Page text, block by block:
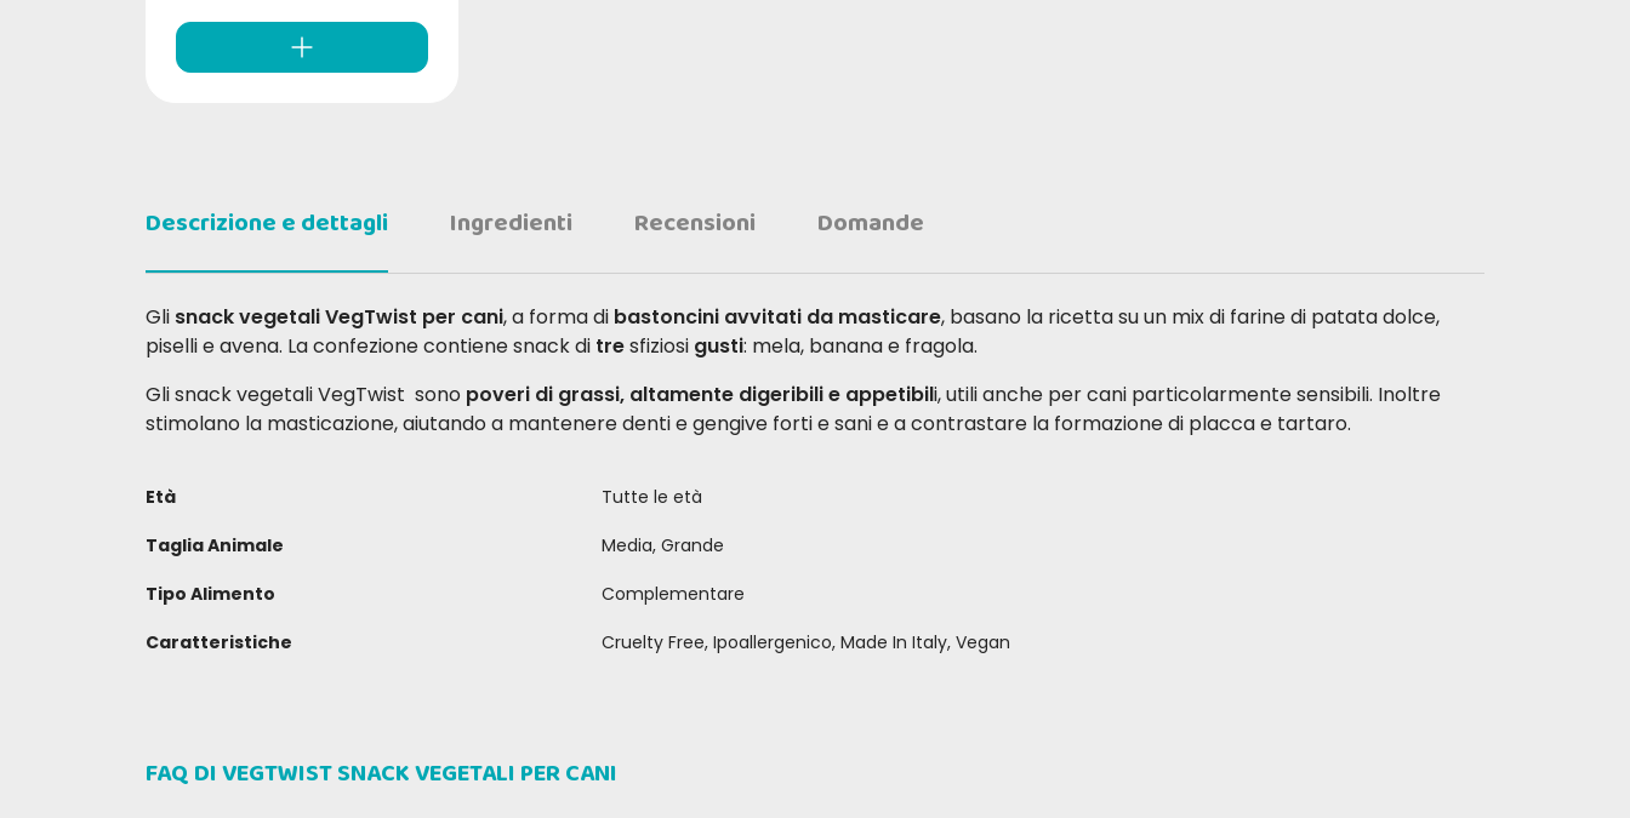
Descrizione e dettagli Ingredienti Recensioni Domande
Gli snack vegetali VegTwist per cani, a forma di bastoncini avvitati da masticare, basano la ricetta su un mix di farine di patata dolce,
piselli e avena. La confezione contiene snack di tresfiziosi gusti: mela, banana e fragola.
Gli snack vegetali VegTwist sono poveri di grassi, altamente digeribili e appetibili, utili anche per cani particolarmente sensibili. Inoltre
stimolano la masticazione, aiutando a mantenere denti e gengive forti e sani e a contrastare la formazione di placca e tartaro.
Età
Tutte le età
Taglia Animale
Media, Grande
Tipo Alimento
Complementare
Caratteristiche
Cruelty Free, Ipoallergenico, Made In Italy, Vegan
FAQ DI VEGTWIST SNACK VEGETALI PER CANI